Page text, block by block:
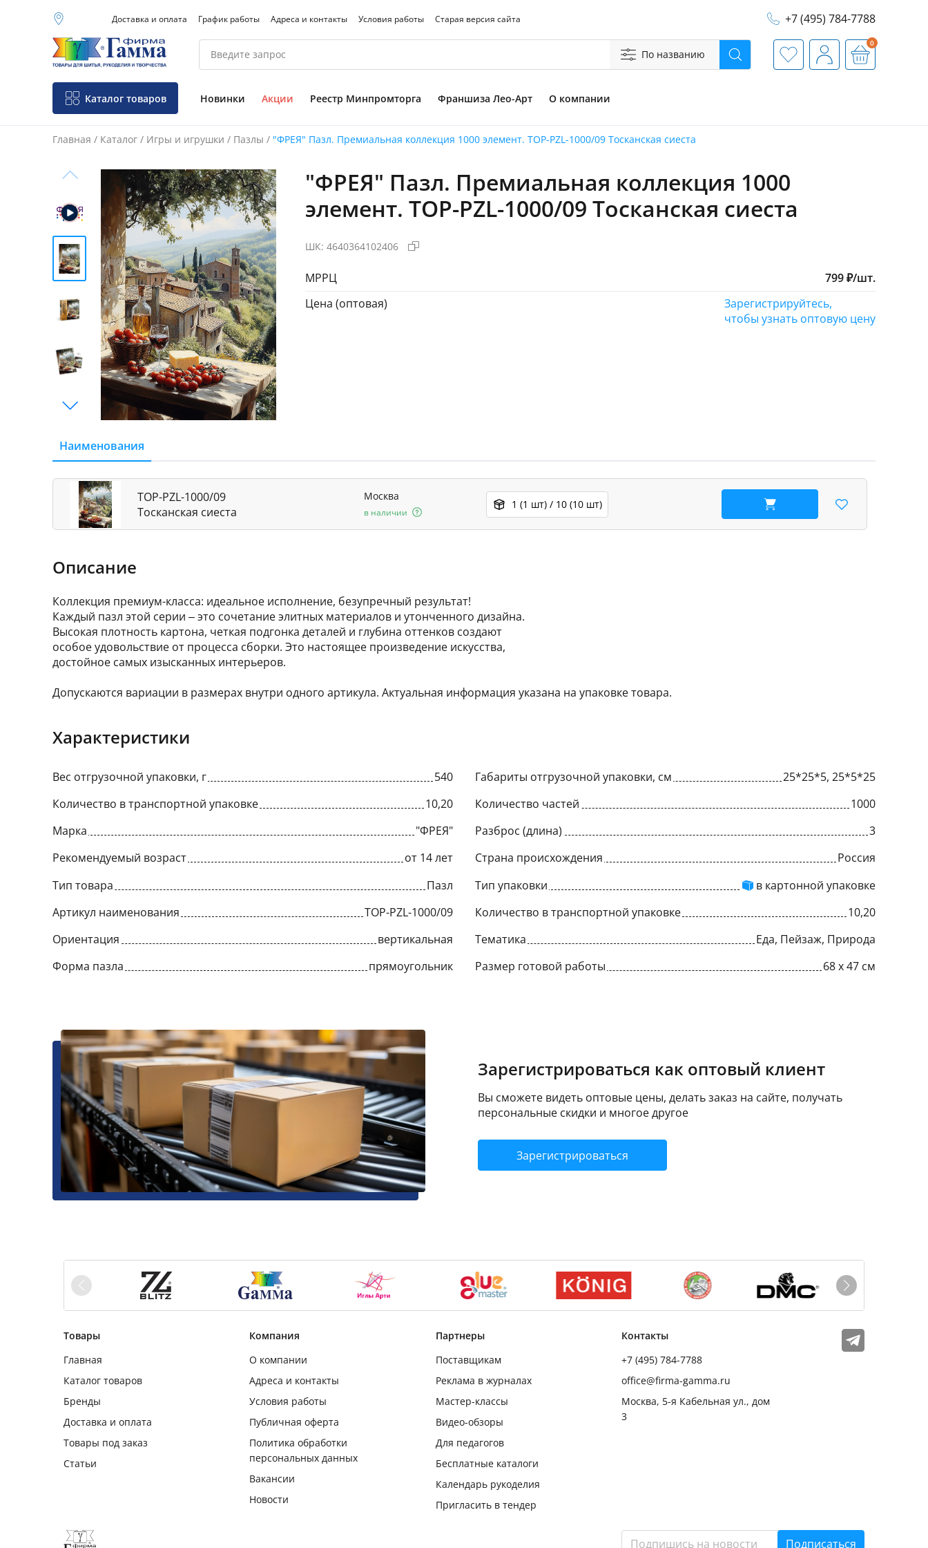
Москва (основной
склад)
Санкт-Петербург
Нижний Новгород
Доставка и оплата График работы Адреса и контакты Условия работы Старая версия сайта +7 (495) 784-7788
По названию Поиск ИзбранноеПрофильКорзина
0
Каталог товаров Новинки Акции Реестр Минпромторга Франшиза Лео-Арт О компании
Главная / Каталог / Игры и игрушки / Пазлы / "ФРЕЯ" Пазл. Премиальная коллекция 1000 элемент. TOP-PZL-1000/09 Тосканская сиеста
Фото товара
"ФРЕЯ" Пазл. Премиальная коллекция 1000
элемент. TOP-PZL-1000/09 Тосканская сиеста
ШК: 4640364102406
МРРЦ 799₽/шт.
Цена (оптовая)
Зарегистрируйтесь,
чтобы узнать оптовую цену
Наименования
TOP-PZL-1000/09
Тосканская сиеста
Москва
в наличии
1 (1 шт) / 10 (10 шт) В корзину
Описание
Коллекция премиум-класса: идеальное исполнение, безупречный результат!
Каждый пазл этой серии – это сочетание элитных материалов и утончeнного дизайна.
Высокая плотность картона, чeткая подгонка деталей и глубина оттенков создают
особое удовольствие от процесса сборки. Это настоящее произведение искусства,
достойное самых изысканных интерьеров.
Допускаются вариации в размерах внутри одного артикула. Актуальная информация указана на упаковке товара.
Характеристики
Вес отгрузочной упаковки, г 540 Габариты отгрузочной упаковки, см
25*25*5, 25*5*25
Количество в транспортной упаковке
10,20 Количество частей
1000
Марка
"ФРЕЯ" Разброс (длина)
3
Рекомендуемый возраст
от 14 лет Страна происхождения
Россия
Тип товара
Пазл Тип упаковки
в картонной упаковке
Артикул наименования
TOP-PZL-1000/09 Количество в транспортной упаковке
10,20
Ориентация
вертикальная Тематика
Еда, Пейзаж, Природа
Форма пазла
прямоугольник Размер готовой работы 68 x 47 см
Зарегистрироваться как оптовый клиент
Вы сможете видеть оптовые цены, делать заказ на сайте, получать
персональные скидки и многое другое
Зарегистрироваться
Товары
Главная
Каталог товаров
Бренды
Доставка и оплата
Товары под заказ
Статьи
Компания
О компании
Адреса и контакты
Условия работы
Публичная оферта
Политика обработки
персональных данных
Вакансии
Новости
Партнеры
Поставщикам
Реклама в журналах
Мастер-классы
Видео-обзоры
Для педагогов
Бесплатные каталоги
Календарь рукоделия
Пригласить в тендер
Контакты
+7 (495) 784-7788
office@firma-gamma.ru
Москва, 5-я Кабельная ул., дом
3
Мы в соцсетях
Телеграм
Подписаться